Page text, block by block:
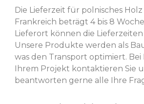
Die Lieferzeit für polnisches
Frankreich beträgt 4 bis 8
Lieferort können die Lieferzeiten
Unsere Produkte werden als
was den Transport optimiert. Bei
Ihrem Projekt kontaktieren Sie
beantworten gerne alle Ihre